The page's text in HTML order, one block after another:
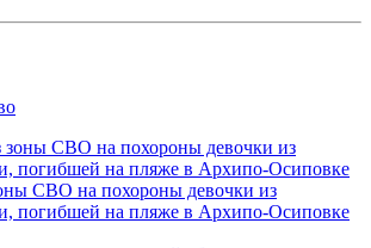
СВО на похороны девочки из
погибшей на пляже в Архипо-Осиповке